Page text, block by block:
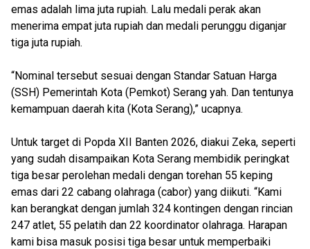
emas adalah lima juta rupiah. Lalu medali perak akan
menerima empat juta rupiah dan medali perunggu diganjar
tiga juta rupiah.
“Nominal tersebut sesuai dengan Standar Satuan Harga
(SSH) Pemerintah Kota (Pemkot) Serang yah. Dan tentunya
kemampuan daerah kita (Kota Serang),” ucapnya.
Untuk target di Popda XII Banten 2026, diakui Zeka, seperti
yang sudah disampaikan Kota Serang membidik peringkat
tiga besar perolehan medali dengan torehan 55 keping
emas dari 22 cabang olahraga (cabor) yang diikuti. “Kami
kan berangkat dengan jumlah 324 kontingen dengan rincian
247 atlet, 55 pelatih dan 22 koordinator olahraga. Harapan
kami bisa masuk posisi tiga besar untuk memperbaiki